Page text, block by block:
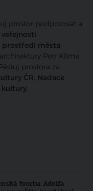
prostor podporovat a
prostředí města.
Petr Klíma
prostora za
ČR, Nadace
kultury.
tvorba Adolfa